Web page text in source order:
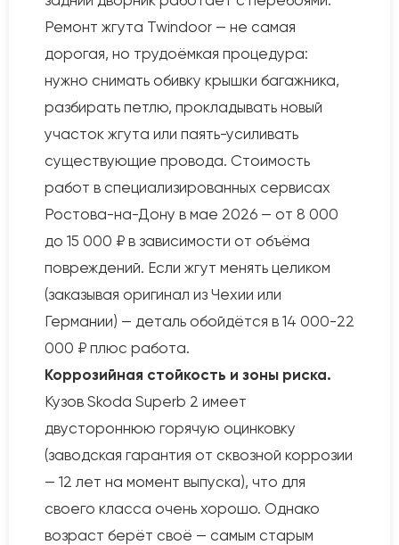
Ремонт жгута Twindoor — не самая
дорогая, но трудоёмкая процедура:
нужно снимать обивку крышки багажника,
разбирать петлю, прокладывать новый
участок жгута или паять-усиливать
существующие провода. Стоимость
работ в специализированных сервисах
Ростова-на-Дону в мае 2026 — от 8 000
до 15 000 ₽ в зависимости от объёма
повреждений. Если жгут менять целиком
(заказывая оригинал из Чехии или
Германии) — деталь обойдётся в 14 000-22
000 ₽ плюс работа.
Коррозийная стойкость и зоны риска.
Кузов Skoda Superb 2 имеет
двустороннюю горячую оцинковку
(заводская гарантия от сквозной коррозии
— 12 лет на момент выпуска), что для
своего класса очень хорошо. Однако
возраст берёт своё — самым старым